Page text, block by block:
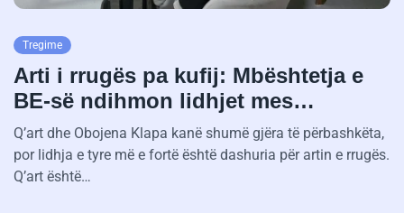
Tregime
Arti i rrugës pa kufij: Mbështetja e
BE-së ndihmon lidhjet mes…
Q’art dhe Obojena Klapa kanë shumë gjëra të përbashkëta,
por lidhja e tyre më e fortë është dashuria për artin e rrugës.
Q’art është…